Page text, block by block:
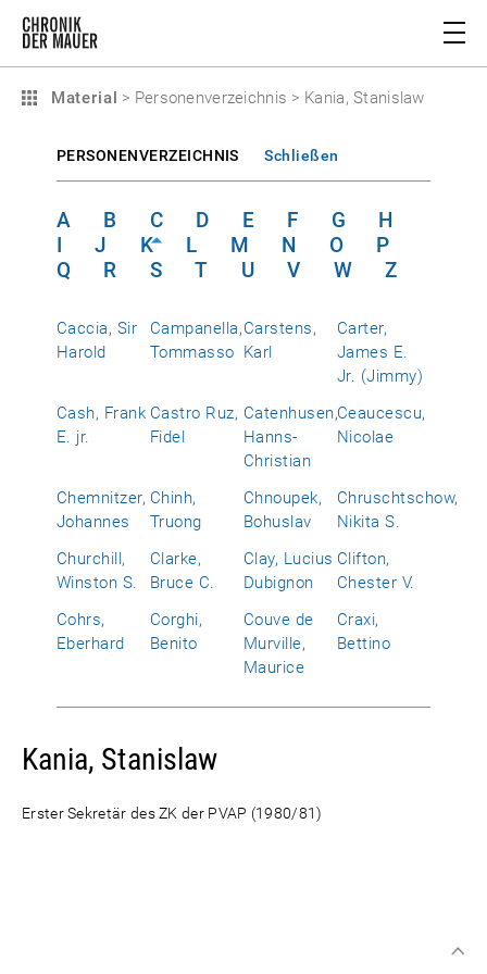
Material > Personenverzeichnis > Kania, Stanislaw
PERSONENVERZEICHNIS Schließen
A B C D E F G
H
I
J K L M N O
P
Q
R S T U V W Z
Caccia, Sir
Harold
Campanella,
Tommasso
Carstens,
Karl
Carter,
James E.
Jr. (Jimmy)
Cash, Frank
E. jr.
Castro Ruz,
Fidel
Catenhusen,
Hanns-
Christian
Ceaucescu,
Nicolae
Chemnitzer,
Johannes
Chinh,
Truong
Chnoupek,
Bohuslav
Chruschtschow,
Nikita S.
Churchill,
Winston S.
Clarke,
Bruce C.
Clay, Lucius
Dubignon
Clifton,
Chester V.
Cohrs,
Eberhard
Corghi,
Benito
Couve de
Murville,
Maurice
Craxi,
Bettino
Kania, Stanislaw
Erster Sekretär des ZK der PVAP (1980/81)